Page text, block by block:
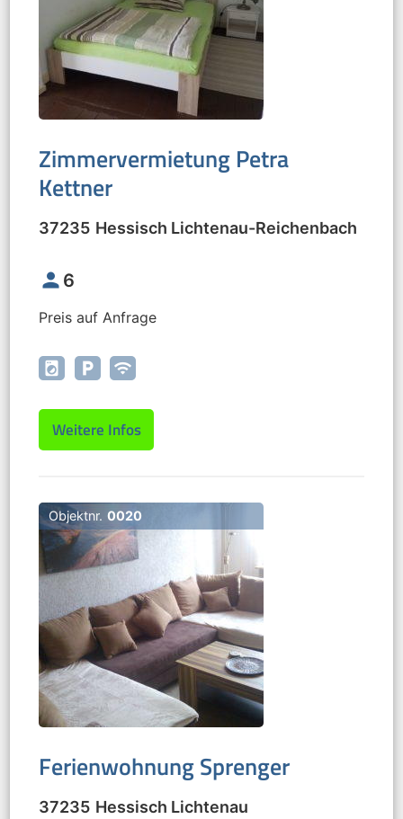
Zimmervermietung Petra
Kettner
37235 Hessisch Lichtenau-Reichenbach
person 6
Preis auf Anfrage
local_laundry_service local_parking wifi
Weitere Infos
Objektnr. 0020
Ferienwohnung Sprenger
37235 Hessisch Lichtenau